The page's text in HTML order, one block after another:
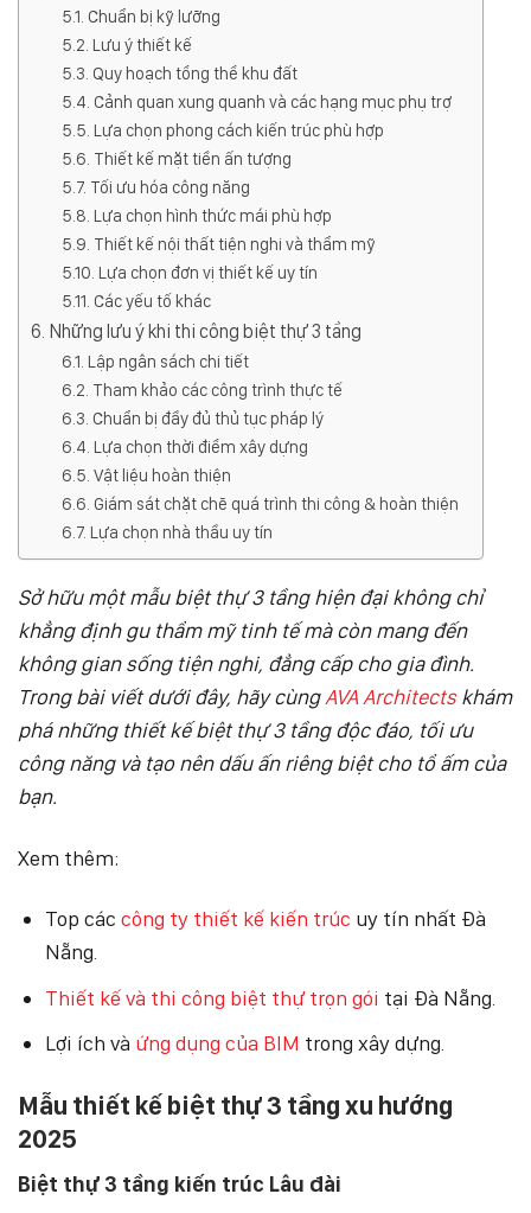
Chuẩn bị kỹ lưỡng
Lưu ý thiết kế
Quy hoạch tổng thể khu đất
Cảnh quan xung quanh và các hạng mục phụ trợ
Lựa chọn phong cách kiến trúc phù hợp
Thiết kế mặt tiền ấn tượng
Tối ưu hóa công năng
Lựa chọn hình thức mái phù hợp
Thiết kế nội thất tiện nghi và thẩm mỹ
Lựa chọn đơn vị thiết kế uy tín
Các yếu tố khác
Những lưu ý khi thi công biệt thự 3 tầng
Lập ngân sách chi tiết
Tham khảo các công trình thực tế
Chuẩn bị đầy đủ thủ tục pháp lý
Lựa chọn thời điểm xây dựng
Vật liệu hoàn thiện
Giám sát chặt chẽ quá trình thi công & hoàn thiện
Lựa chọn nhà thầu uy tín
Sở hữu một mẫu biệt thự 3 tầng hiện đại không chỉ
khẳng định gu thẩm mỹ tinh tế mà còn mang đến
không gian sống tiện nghi, đẳng cấp cho gia đình.
Trong bài viết dưới đây, hãy cùngAVA Architectskhám
phá những thiết kế biệt thự 3 tầng độc đáo, tối ưu
công năng và tạo nên dấu ấn riêng biệt cho tổ ấm của
bạn.
Xem thêm:
Top cáccông ty thiết kế kiến trúc uy tín nhất Đà
Nẵng.
Thiết kế và thi công biệt thự trọn gói tại Đà Nẵng.
Lợi ích và ứng dụng của BIM trong xây dựng.
Mẫu thiết kế biệt thự 3 tầng xu hướng
2025
Biệt thự 3 tầng kiến trúc Lâu đài